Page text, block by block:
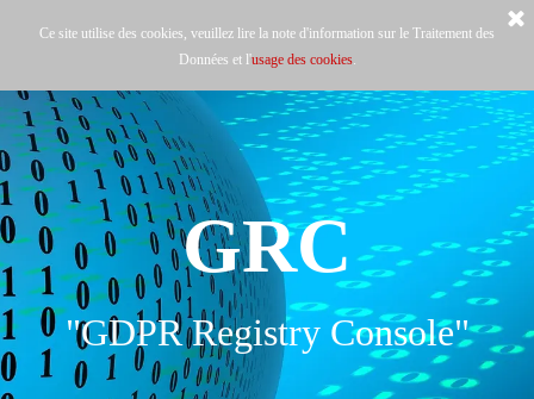
Ce site utilise des cookies, veuillez lire la note d'information sur le Traitement des
Données et l'usage des cookies.
GRC
"GDPR Registry Console"